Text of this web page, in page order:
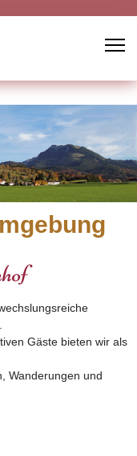
Gäste bieten wir als
Wanderungen und